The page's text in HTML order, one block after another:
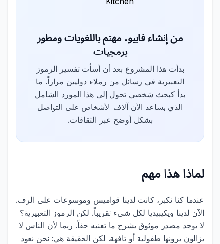
من إنشاء فابيو، مهتم باللغويات ومطور
برمجيات
بدأت هذا المشروع بعد أن أسأت تفسير الرموز
التعبيرية في رسائل من زملاء دوليين مراراً. ما
بدأ كبحث شخصي تحول إلى هذا المورد الشامل
الذي يساعد الآن آلاف الأشخاص على التواصل
بشكل أوضح عبر الثقافات.
لماذا هذا مهم
عندما كنا نكبر، كانت لدينا قواميس وموسوعات على الرف.
الآن لدينا ويكيبيديا لكل شيء تقريباً. لكن الرموز التعبيرية؟
لا يوجد مصدر موثوق يشرح ما تعنيه حقاً. ربما لأن الناس لا
يزالون يرونها طفولية أو تافهة. لكن الحقيقة هي: نحن نعود